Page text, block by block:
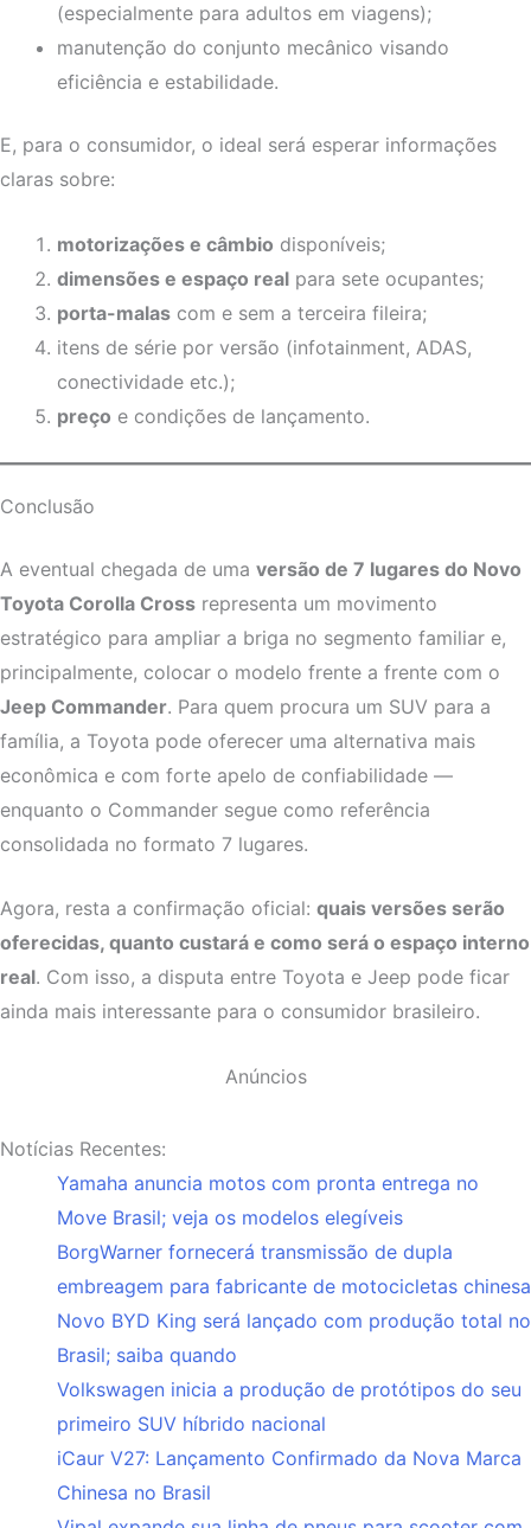
(especialmente para adultos em viagens);
manutenção do conjunto mecânico visando
eficiência e estabilidade.
E, para o consumidor, o ideal será esperar informações
claras sobre:
motorizações e câmbio disponíveis;
dimensões e espaço real para sete ocupantes;
porta-malas com e sem a terceira fileira;
itens de série por versão (infotainment, ADAS,
conectividade etc.);
preço e condições de lançamento.
Conclusão
A eventual chegada de uma versão de 7 lugares do Novo
Toyota Corolla Cross representa um movimento
estratégico para ampliar a briga no segmento familiar e,
principalmente, colocar o modelo frente a frente com o
Jeep Commander. Para quem procura um SUV para a
família, a Toyota pode oferecer uma alternativa mais
econômica e com forte apelo de confiabilidade —
enquanto o Commander segue como referência
consolidada no formato 7 lugares.
Agora, resta a confirmação oficial: quais versões serão
oferecidas, quanto custará e como será o espaço interno
real. Com isso, a disputa entre Toyota e Jeep pode ficar
ainda mais interessante para o consumidor brasileiro.
Anúncios
Notícias Recentes:
Yamaha anuncia motos com pronta entrega no
Move Brasil; veja os modelos elegíveis
BorgWarner fornecerá transmissão de dupla
embreagem para fabricante de motocicletas chinesa
Novo BYD King será lançado com produção total no
Brasil; saiba quando
Volkswagen inicia a produção de protótipos do seu
primeiro SUV híbrido nacional
iCaur V27: Lançamento Confirmado da Nova Marca
Chinesa no Brasil